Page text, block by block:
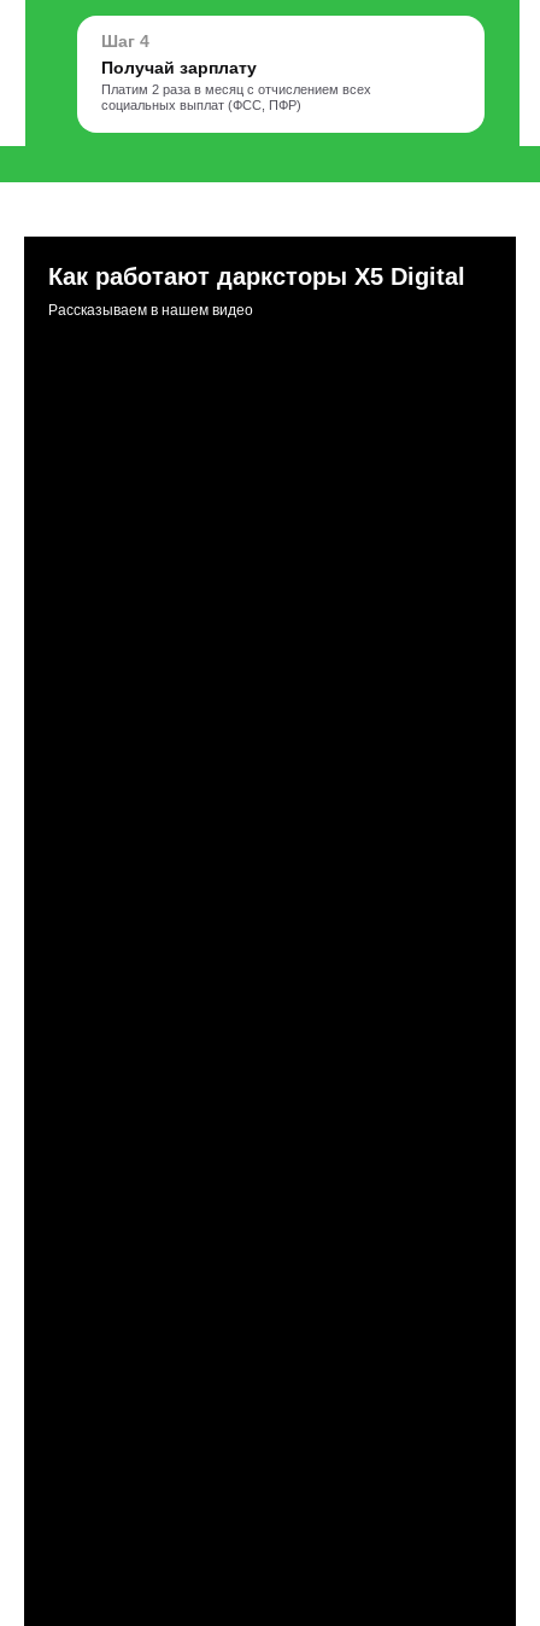
Шаг 4
Получай зарплату
Платим 2 раза в месяц с отчислением всех
социальных выплат (ФСС, ПФР)
Как работают дарксторы Х5 Digital
Рассказываем в нашем видео